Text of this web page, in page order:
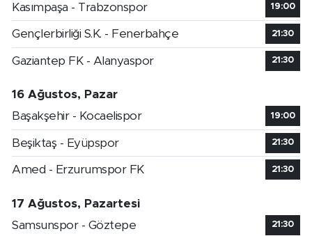
Kasımpaşa - Trabzonspor 19:00
Gençlerbirliği S.K. - Fenerbahçe 21:30
Gaziantep FK - Alanyaspor 21:30
16 Ağustos, Pazar
Başakşehir - Kocaelispor
19:00
Beşiktaş - Eyüpspor 21:30
Amed - Erzurumspor FK 21:30
17 Ağustos, Pazartesi
Samsunspor - Göztepe
21:30